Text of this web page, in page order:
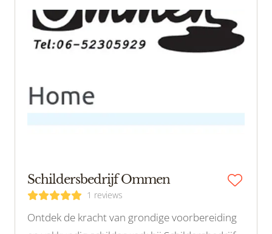
Schildersbedrijf Ommen
1 reviews
Ontdek de kracht van grondige voorbereiding